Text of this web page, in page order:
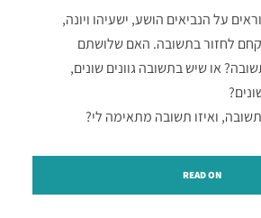
על הנביאים הושע, ישעיהו ויונה,
לחזור בתשובה. האם שלושתם
או שיש בתשובה גוונים שונים,
ואיזו תשובה מתאימה לי?
READ ON